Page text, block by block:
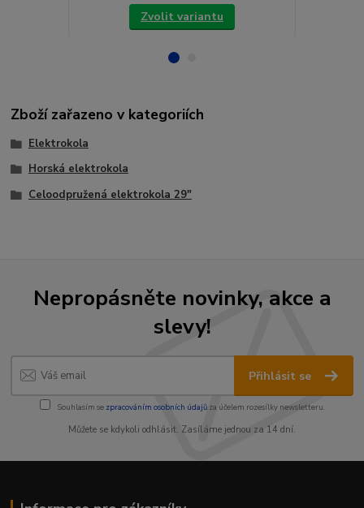
Zvolit variantu
Zboží zařazeno v kategoriích
Elektrokola
Horská elektrokola
Celoodpružená elektrokola 29"
Nepropásněte novinky, akce a
slevy!
Přihlásit se
Souhlasím se zpracováním osobních údajůza účelem rozesílky newsletteru.
Můžete se kdykoli odhlásit. Zasíláme jednou za 14 dní.